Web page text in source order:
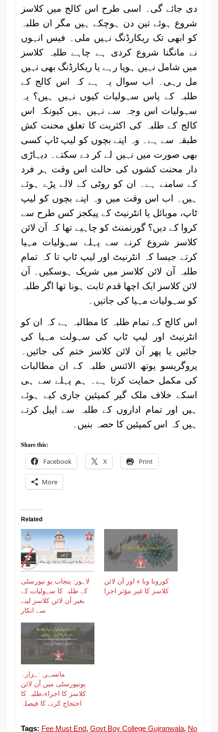
دی جائے گی۔ اسی طرح اس کالج میں کلاسز
شروع ہوئے تین دن ہوچکے ہیں مگر ان طلبہ
کو ابھی تک ریکارڈنگ نہیں ملی۔ فیس انہوں
نے مانگنا شروع کردی ہے چاہے طلبہ کلاسز
میں شامل نہیں ہوپا رہے یا ریکارڈنگ بھی نہیں
مل رہی۔ اب سوال یہ ہے کہ اس کالج کے
طلبہ کے پاس سہولیات کیوں نہیں ہیں؟ یہ
سہولیات اس وجہ سے نہیں ہیں کیونکہ اس
کالج کے طلبہ کی اکثریت کا تعلق محنت کش
طبقہ سے ہے۔ وہ اپنے بچوں کو لیپ ٹاپ کسی
بھی صورت میں نہیں لے کر دے سکتے۔ دیہاڑی
دار محنت کشوں کی حالت اس وقت ہر فرد
کے سامنے ہے۔ ان کو روٹی کے لالے پڑے ہوئے
ہیں۔ اب اس وقت میں وہ اپنے بچوں کو لیپ
ٹاپ، موبائل یا انٹرنیٹ کے پیکجز کس طرح سے
کروا کے دیں؟ گورنمنٹ کو چاہیے تھا کہ آن لائن
کلاسز شروع کرنے سے پہلے سہولیات مہیا
کرتے جیسا کہ انٹرنیٹ اور لیپ ٹاپ تا کہ تمام
طلبہ آن لائن کلاسز میں شریک ہوسکیں۔ آن
لائن کلاسز ایک اچھا قدم ثابت ہونا تھا اگر طلبہ
کو سہولیات مہیا کی جاتیں۔
اس کالج کے تمام طلبہ کا مطالبہ ہے کہ ان کو
انٹرنیٹ اور لیپ ٹاپ کی سہولت مہیا کی
جائیں یا پھر آن لائن کلاسز ختم کی جائیں۔
پروگریسو یوتھ الائنس طلبہ کے ان مطالبات
کی مکمل حمایت کرتا ہے۔ ہم پہلے سے ہی
اسکے خلاف ملک گیر کمپئین جاری کیے ہوئے
ہیں اور تمام اداروں کے طلبہ سے اپیل کرتے
ہیں کہ اس کمپئین کا حصہ بنیں۔
Share this:
Facebook X Print
More
Related
لاہور: پنجاب یو نیورسٹی
کے طلبہ کا سہولیات کے
بغیر آن لائن کلاسز لینے
سے انکار
کورونا وبا ء اور آن لائن
کلاسز کا غیر مؤثر اجرا
مانسہرہ:ہزارہ
یونیورسٹی میں آن لائن
کلاسز کا اجراء،طلبہ کا
احتجاج کرنے کا فیصلہ
Tags: Fee Must End, Govt Boy College Gujranwala, No